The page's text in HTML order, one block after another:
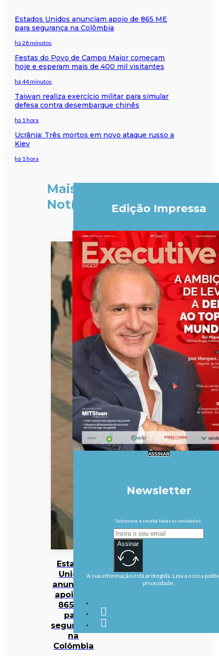
Estados Unidos anunciam apoio de 865 ME
para segurança na Colômbia
há 28 minutos
Festas do Povo de Campo Maior começam
hoje e esperam mais de 400 mil visitantes
há 44 minutos
Taiwan realiza exercício militar para simular
defesa contra desembarque chinês
há 1 hora
Ucrânia: Três mortos em novo ataque russo a
Kiev
há 1 hora
Mais
Notícias
Estados
Unidos
anunciam
apoio de
865 ME
para
segurança
na
Colômbia
Edição Impressa
ASSINAR
Newsletter
Subscreva e receba todas as novidades.
Assinar
A sua informação está protegida. Leia a nossa
privacidade.